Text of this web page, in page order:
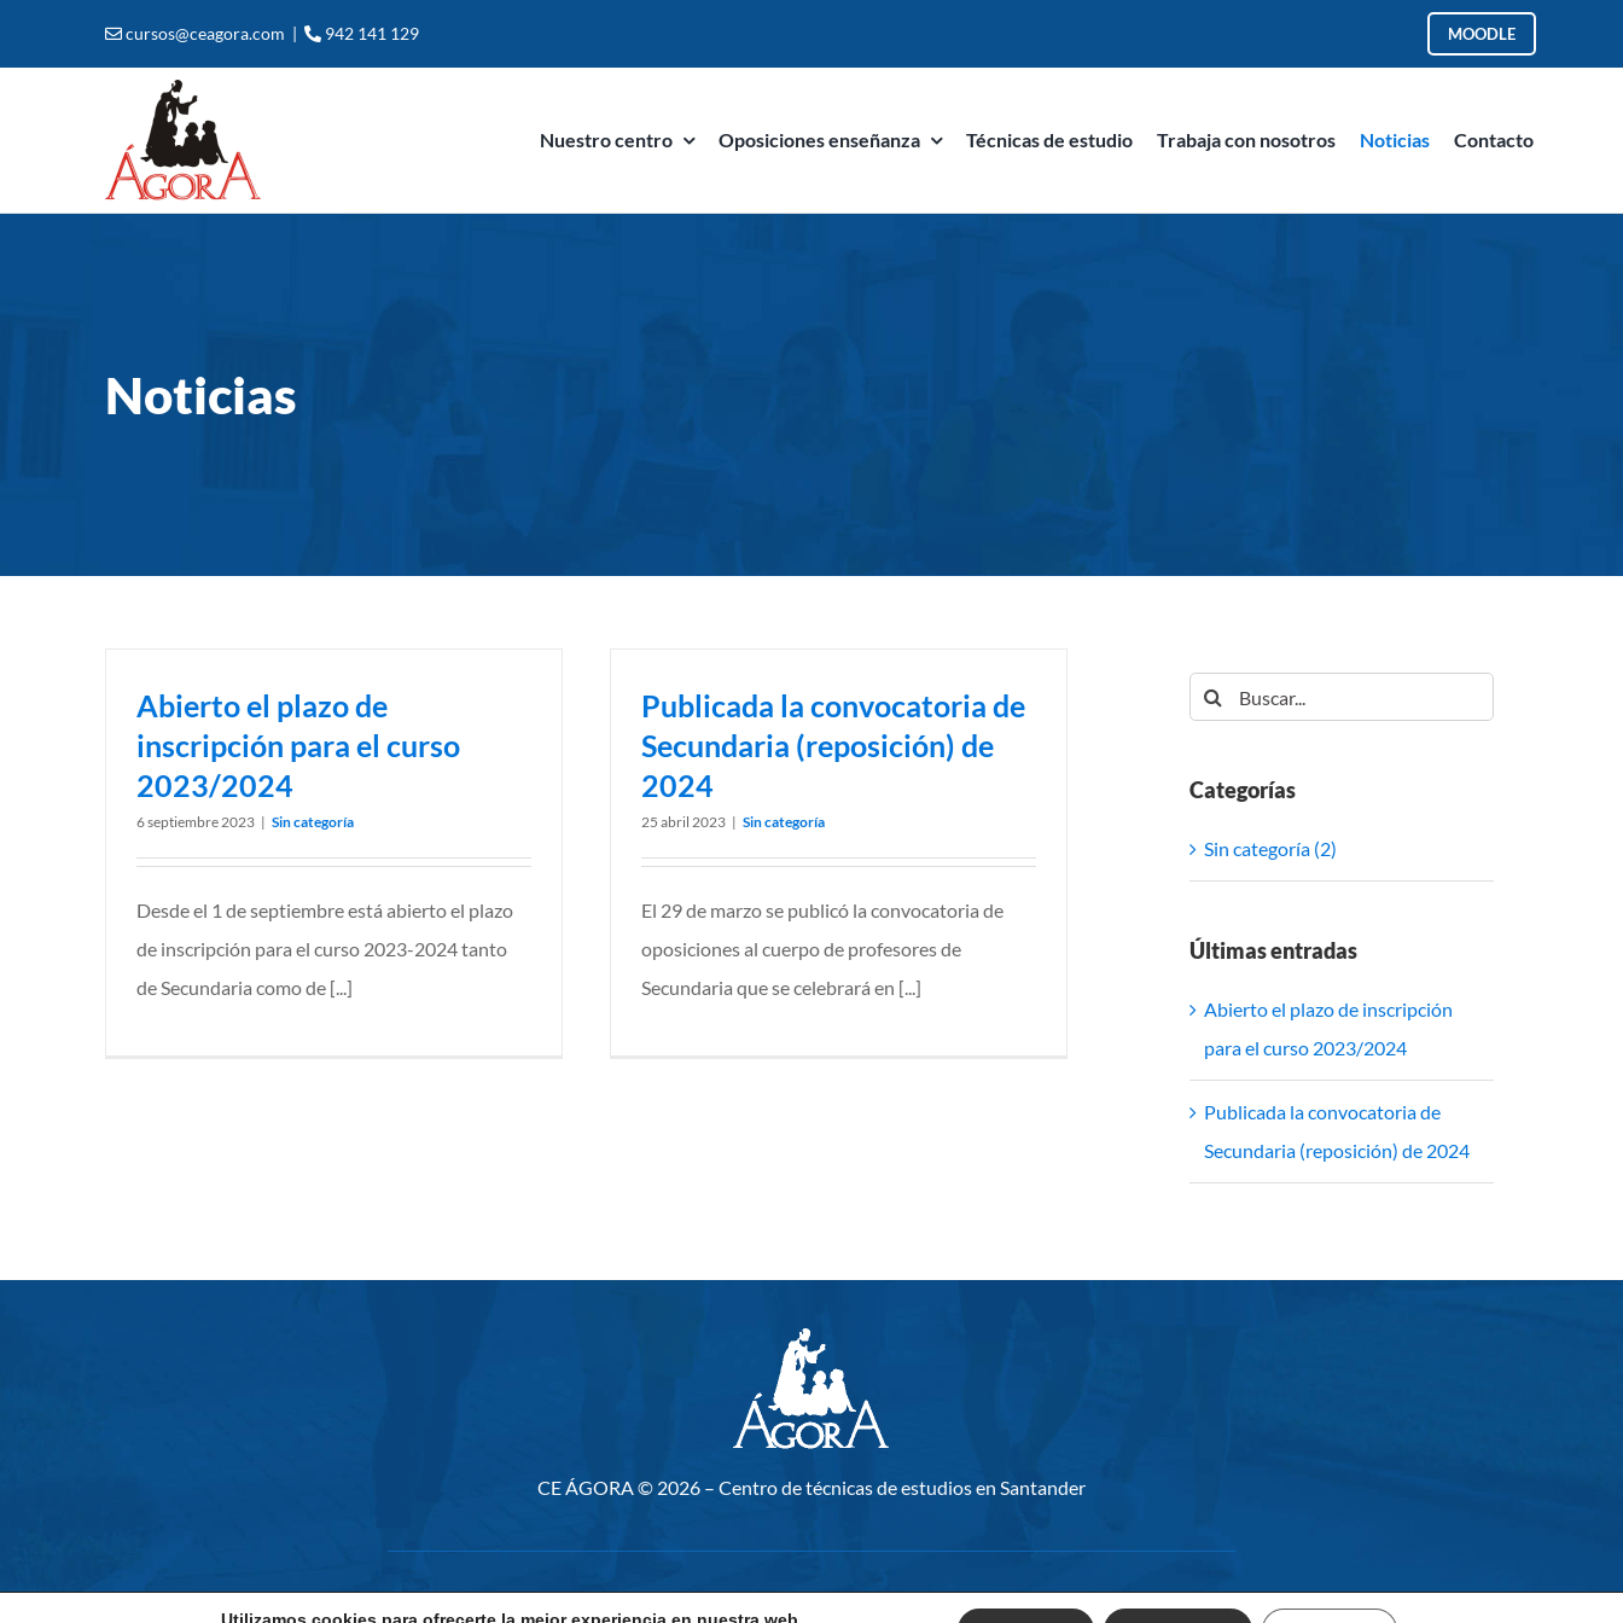
cursos@ceagora.com | 942 141 129 MOODLE
Nuestro centro Oposiciones enseñanza Técnicas de estudio Trabaja con nosotros Noticias Contacto
Noticias
Abierto el plazo de
inscripción para el curso
2023/2024
6 septiembre 2023 | Sin categoría
Desde el 1 de septiembre está abierto el plazo
de inscripción para el curso 2023-2024 tanto
de Secundaria como de [...]
Publicada la convocatoria de
Secundaria (reposición) de
2024
25 abril 2023 | Sin categoría
El 29 de marzo se publicó la convocatoria de
oposiciones al cuerpo de profesores de
Secundaria que se celebrará en [...]
Buscar:
Categorías
Sin categoría (2)
Últimas entradas
Abierto el plazo de inscripción
para el curso 2023/2024
Publicada la convocatoria de
Secundaria (reposición) de 2024
CE ÁGORA © 2026 – Centro de técnicas de estudios en Santander
Aviso legal Política de privacidad Política de cookies